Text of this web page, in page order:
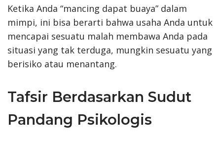
Ketika Anda “mancing dapat buaya” dalam
mimpi, ini bisa berarti bahwa usaha Anda untuk
mencapai sesuatu malah membawa Anda pada
situasi yang tak terduga, mungkin sesuatu yang
berisiko atau menantang.
Tafsir Berdasarkan Sudut
Pandang Psikologis